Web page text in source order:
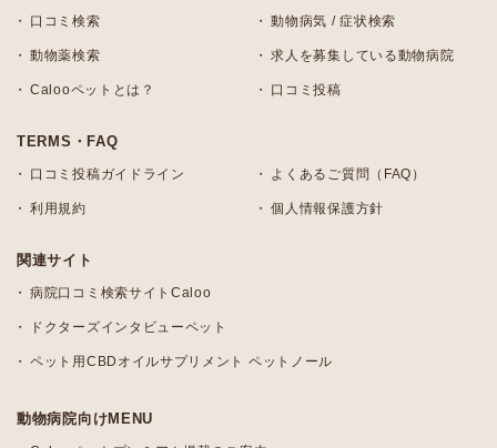
口コミ検索 動物病気 / 症状検索
動物薬検索 求人を募集している動物病院
Calooペットとは？ 口コミ投稿
TERMS・FAQ
口コミ投稿ガイドライン よくあるご質問（FAQ）
利用規約 個人情報保護方針
関連サイト
病院口コミ検索サイトCaloo
ドクターズインタビューペット
ペット用CBDオイルサプリメント ペットノール
動物病院向けMENU